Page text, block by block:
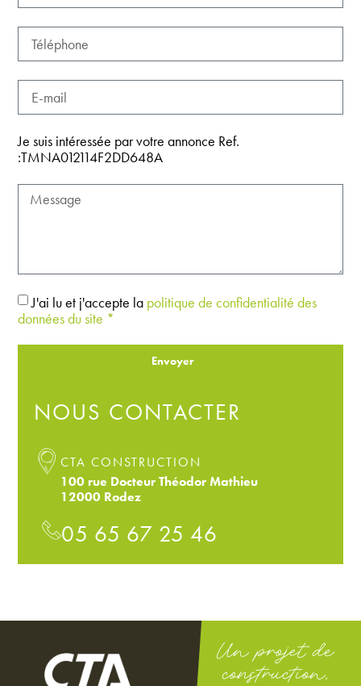
Je suis intéressée par votre annonce Ref.
:TMNA012114F2DD648A
J'ai lu et j'accepte la politique de confidentialité des
données du site *
Envoyer
NOUS CONTACTER
CTA CONSTRUCTION
100 rue Docteur Théodor Mathieu
12000 Rodez
05 65 67 25 46
Un projet de
construction,